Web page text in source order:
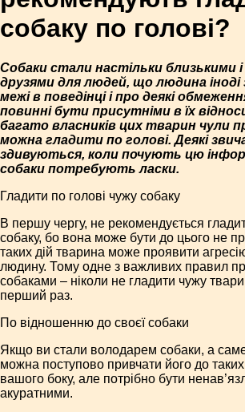
собаку по голові?
Собаки стали настільки близькими
друзями для людей, що людина іноді
межі в поведінці і про деякі
повинні бути присутніми в їх
багато власників цих тварин чули
можна гладити по голові. Деякі
здивуються, коли почують цю
собаки потребують ласки.
Гладити по голові чужу собаку
В першу чергу, не рекомендується
собаку, бо вона може бути до цього не
таких дій тварина може проявити
людину. Тому одне з важливих правил
собаками – ніколи не гладити чужу
перший раз.
По відношенню до своєї собаки
Якщо ви стали володарем собаки, а
можна поступово привчати його до
вашого боку, але потрібно бути
акуратними.